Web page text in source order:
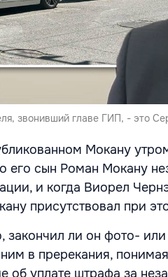
звонивший главе ГИП, - это
Мокану
его сын Роман Мокану
и когда Виорел
присутствовал при
закончил ли он фото-
в пререкания,
об уплате штрафа за